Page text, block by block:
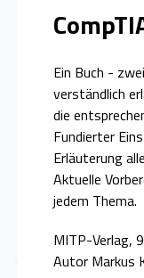
Ein Buch -
verständlich
die
Fundierter
Erläuterung
Aktuelle
jedem Thema.
MITP-Verlag,
Autor Markus